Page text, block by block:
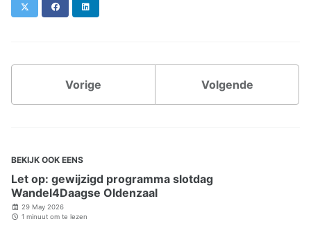
Facebook
Vorige Volgende
BEKIJK OOK EENS
Let op: gewijzigd programma slotdag
Wandel4Daagse Oldenzaal
29 May 2026
1 minuut om te lezen